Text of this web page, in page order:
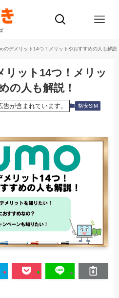
のデメリット14つ！メリットやおすすめの人も解説
リット14つ！メリッ
の人も解説！
が含まれています。 格安SIM